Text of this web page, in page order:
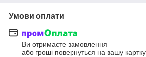
Умови оплати
Ви отримаєте замовлення
або гроші повернуться на вашу картку